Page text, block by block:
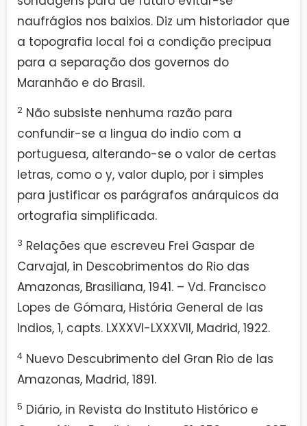
naufrágios nos baixios. Diz um historiador que
a topografia local foi a condição precipua
para a separação dos governos do
Maranhão e do Brasil.
2 Não subsiste nenhuma razão para
confundir-se a lingua do indio com a
portuguesa, alterando-se o valor de certas
letras, como o y, valor duplo, por i simples
para justificar os parágrafos anárquicos da
ortografia simplificada.
3 Relações que escreveu Frei Gaspar de
Carvajal, in Descobrimentos do Rio das
Amazonas, Brasiliana, 1941. – Vd. Francisco
Lopes de Gómara, História General de las
Indios, 1, capts. LXXXVI-LXXXVII, Madrid, 1922.
4 Nuevo Descubrimento del Gran Rio de las
Amazonas, Madrid, 1891.
5 Diário, in Revista do Instituto Histórico e